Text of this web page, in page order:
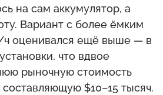
на сам аккумулятор, а
Вариант с более ёмким
ч оценивался ещё выше — в
что вдвое
рыночную стоимость
$10–15 тысяч.